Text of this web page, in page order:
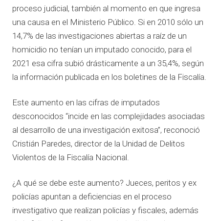
proceso judicial, también al momento en que ingresa
una causa en el Ministerio Público. Si en 2010 sólo un
14,7% de las investigaciones abiertas a raíz de un
homicidio no tenían un imputado conocido, para el
2021 esa cifra subió drásticamente a un 35,4%, según
la información publicada en los boletines de la Fiscalía.
Este aumento en las cifras de imputados
desconocidos “incide en las complejidades asociadas
al desarrollo de una investigación exitosa”, reconoció
Cristián Paredes, director de la Unidad de Delitos
Violentos de la Fiscalía Nacional.
¿A qué se debe este aumento? Jueces, peritos y ex
policías apuntan a deficiencias en el proceso
investigativo que realizan policías y fiscales, además